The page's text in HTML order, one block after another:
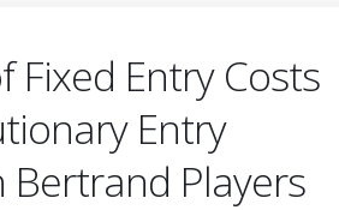
Fixed Entry Costs
Entry
Bertrand Players